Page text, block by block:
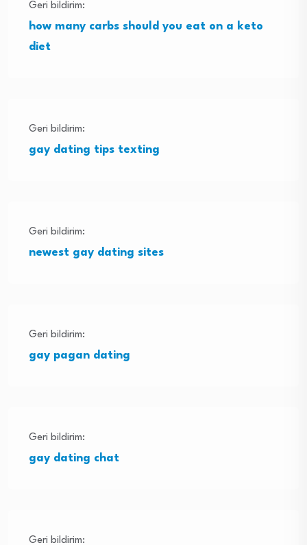
Geri bildirim:
how many carbs should you eat on a keto
diet
Geri bildirim:
gay dating tips texting
Geri bildirim:
newest gay dating sites
Geri bildirim:
gay pagan dating
Geri bildirim:
gay dating chat
Geri bildirim: